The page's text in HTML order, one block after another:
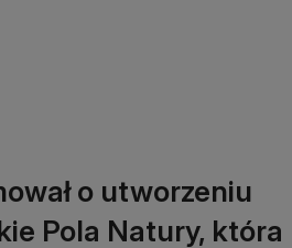
o utworzeniu
Pola Natury, która